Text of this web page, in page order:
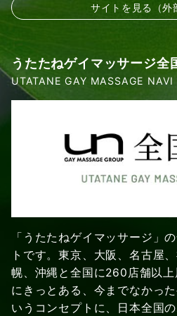
サイトを見る（外
うたたねゲイマッサージ全
UTATANE GAY MASSAGE NAVI
「うたたねゲイマッサージ」
トです。東京、大阪、名古屋
幌、沖縄と全国に260店舗以
にきっとある、今までなかっ
いうコンセプトに、日本全国